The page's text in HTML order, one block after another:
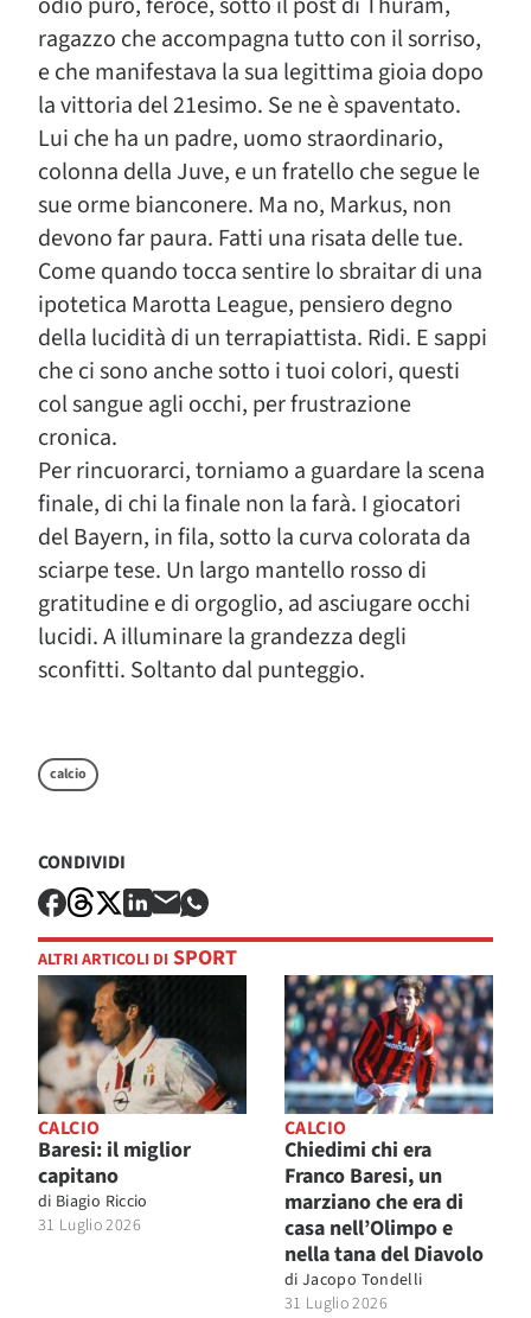
ragazzo che accompagna tutto con il sorriso,
e che manifestava la sua legittima gioia dopo
la vittoria del 21esimo. Se ne è spaventato.
Lui che ha un padre, uomo straordinario,
colonna della Juve, e un fratello che segue le
sue orme bianconere. Ma no, Markus, non
devono far paura. Fatti una risata delle tue.
Come quando tocca sentire lo sbraitar di una
ipotetica Marotta League, pensiero degno
della lucidità di un terrapiattista. Ridi. E sappi
che ci sono anche sotto i tuoi colori, questi
col sangue agli occhi, per frustrazione
cronica.
Per rincuorarci, torniamo a guardare la scena
finale, di chi la finale non la farà. I giocatori
del Bayern, in fila, sotto la curva colorata da
sciarpe tese. Un largo mantello rosso di
gratitudine e di orgoglio, ad asciugare occhi
lucidi. A illuminare la grandezza degli
sconfitti. Soltanto dal punteggio.
calcio
CONDIVIDI
ALTRI ARTICOLI DI SPORT
CALCIO
Baresi: il miglior
capitano
di Biagio Riccio
31 Luglio 2026
CALCIO
Chiedimi chi era
Franco Baresi, un
marziano che era di
casa nell’Olimpo e
nella tana del Diavolo
di Jacopo Tondelli
31 Luglio 2026